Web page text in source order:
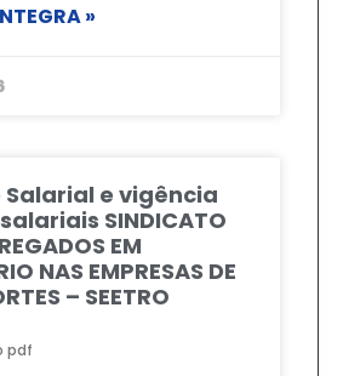
»
Salarial e vigência
SINDICATO
EM
NAS EMPRESAS DE
– SEETRO
pdf